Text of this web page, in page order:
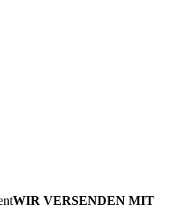
WIR VERSENDEN MIT